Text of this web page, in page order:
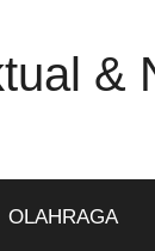
&
OLAHRAGA